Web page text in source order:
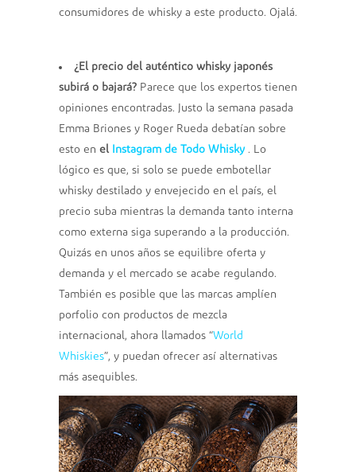
consumidores de whisky a este producto. Ojalá.
¿El precio del auténtico whisky japonés
subirá o bajará? Parece que los expertos tienen
opiniones encontradas. Justo la semana pasada
Emma Briones y Roger Rueda debatían sobre
esto en el Instagram de Todo Whisky . Lo
lógico es que, si solo se puede embotellar
whisky destilado y envejecido en el país, el
precio suba mientras la demanda tanto interna
como externa siga superando a la producción.
Quizás en unos años se equilibre oferta y
demanda y el mercado se acabe regulando.
También es posible que las marcas amplíen
porfolio con productos de mezcla
internacional, ahora llamados “World
Whiskies”, y puedan ofrecer así alternativas
más asequibles.